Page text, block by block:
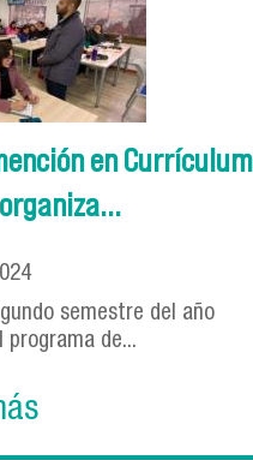
en Currículum
semestre del año
programa de...